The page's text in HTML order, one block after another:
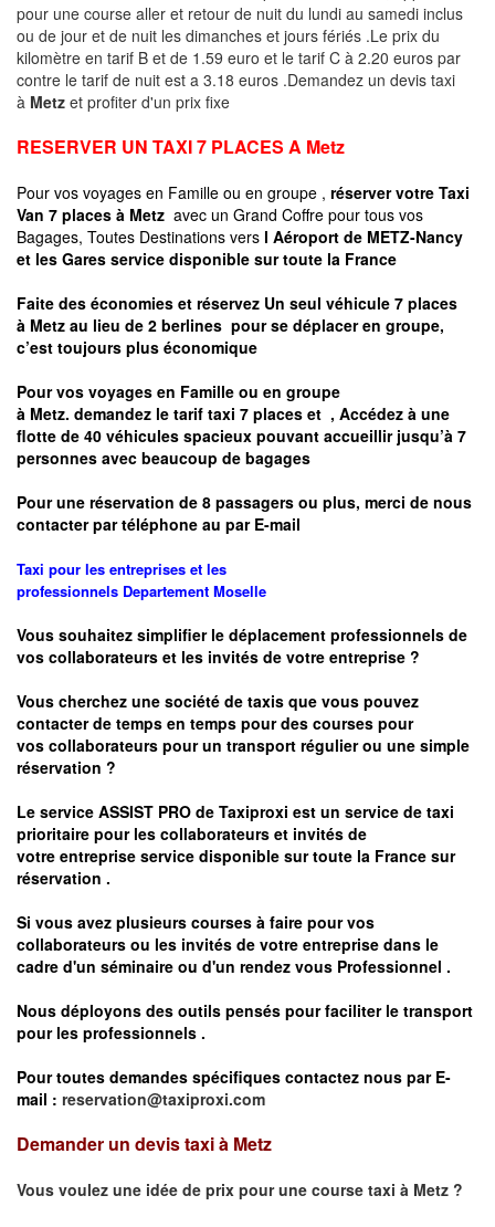
pour une course aller et retour de nuit du lundi au samedi inclus
ou de jour et de nuit les dimanches et jours fériés .Le prix du
kilomètre en tarif B et de 1.59 euro et le tarif C à 2.20 euros par
contre le tarif de nuit est a 3.18 euros .Demandez un devis taxi
à Metz et profiter d'un prix fixe
RESERVER UN TAXI 7 PLACES A Metz
Pour vos voyages en Famille ou en groupe , réserver votre Taxi
Van 7 places à Metz avec un Grand Coffre pour tous vos
Bagages, Toutes Destinations vers l Aéroport de METZ-Nancy
et les Gares service disponible sur toute la France
Faite des économies et réservez Un seul véhicule 7 places
à Metz au lieu de 2 berlines pour se déplacer en groupe,
c’est toujours plus économique
Pour vos voyages en Famille ou en groupe
à Metz. demandez le tarif taxi 7 places et , Accédez à une
flotte de 40 véhicules spacieux pouvant accueillir jusqu’à 7
personnes avec beaucoup de bagages
Pour une réservation de 8 passagers ou plus, merci de nous
contacter par téléphone au par E-mail
Taxi pour les entreprises et les
professionnels Departement Moselle
Vous souhaitez simplifier le déplacement professionnels de
vos collaborateurs et les invités de votre entreprise ?
Vous cherchez une société de taxis que vous pouvez
contacter de temps en temps pour des courses pour
vos collaborateurs pour un transport régulierou une simple
réservation ?
Le service ASSIST PRO de Taxiproxi est un service de taxi
prioritaire pour les collaborateurs et invités de
votre entreprise service disponible sur toute la France sur
réservation .
Si vous avez plusieurs courses à faire pour vos
collaborateurs ou les invités de votre entreprise dans le
cadre d'un séminaire ou d'un rendez vous Professionnel .
Nous déployons des outils pensés pour faciliter le transport
pour les professionnels .
Pour toutes demandes spécifiques contactez nous par E-
mail : reservation@taxiproxi.com
Demander un devis taxi à Metz
Vous voulez une idée de prix pour une course taxi à Metz ?